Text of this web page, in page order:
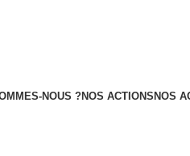
NOUS ?NOS ACTIONSNOS